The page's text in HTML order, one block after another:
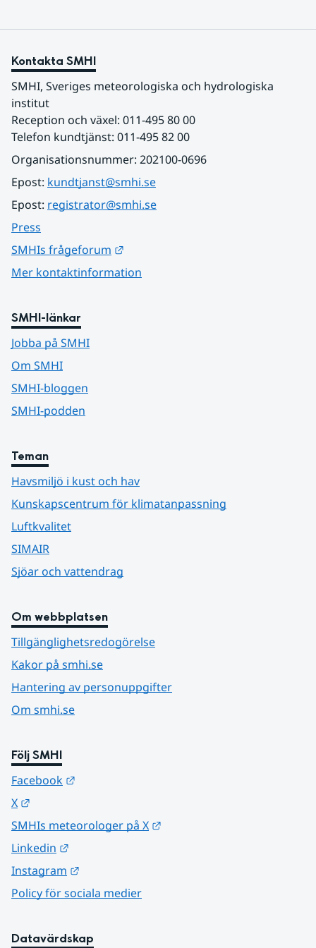
Kontakta SMHI
SMHI, Sveriges meteorologiska och hydrologiska
institut
Reception och växel: 011-495 80 00
Telefon kundtjänst: 011-495 82 00
Organisationsnummer: 202100-0696
Epost: kundtjanst@smhi.se
Epost: registrator@smhi.se
Press
SMHIs frågeforum
Mer kontaktinformation
SMHI-länkar
Jobba på SMHI
Om SMHI
SMHI-bloggen
SMHI-podden
Teman
Havsmiljö i kust och hav
Kunskapscentrum för klimatanpassning
Luftkvalitet
SIMAIR
Sjöar och vattendrag
Om webbplatsen
Tillgänglighetsredogörelse
Kakor på smhi.se
Hantering av personuppgifter
Om smhi.se
Följ SMHI
Facebook
X
SMHIs meteorologer på X
Linkedin
Instagram
Policy för sociala medier
Datavärdskap